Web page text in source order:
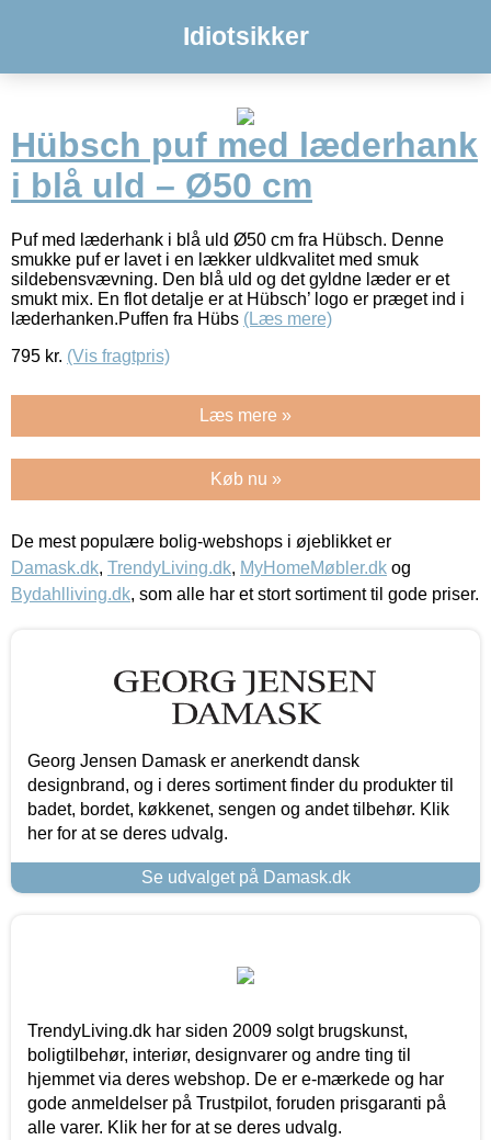
Idiotsikker
Hübsch puf med læderhank
i blå uld – Ø50 cm
Puf med læderhank i blå uld Ø50 cm fra Hübsch. Denne
smukke puf er lavet i en lækker uldkvalitet med smuk
sildebensvævning. Den blå uld og det gyldne læder er et
smukt mix. En flot detalje er at Hübsch’ logo er præget ind i
læderhanken.Puffen fra Hübs (Læs mere)
795 kr. (Vis fragtpris)
Læs mere »
Køb nu »
De mest populære bolig-webshops i øjeblikket er
Damask.dk, TrendyLiving.dk, MyHomeMøbler.dk og
Bydahlliving.dk, som alle har et stort sortiment til gode priser.
Georg Jensen Damask er anerkendt dansk
designbrand, og i deres sortiment finder du produkter til
badet, bordet, køkkenet, sengen og andet tilbehør. Klik
her for at se deres udvalg.
Se udvalget på Damask.dk
TrendyLiving.dk har siden 2009 solgt brugskunst,
boligtilbehør, interiør, designvarer og andre ting til
hjemmet via deres webshop. De er e-mærkede og har
gode anmeldelser på Trustpilot, foruden prisgaranti på
alle varer. Klik her for at se deres udvalg.